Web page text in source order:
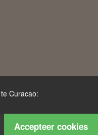
Curacao:
Accepteer cookies